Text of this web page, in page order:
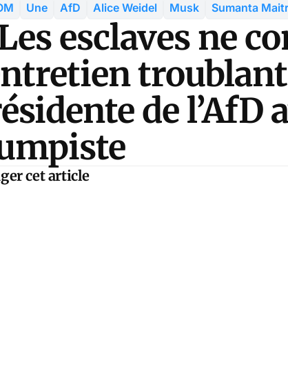
Une AfD Alice Weidel Musk Sumanta
esclaves ne
de l’AfD
cet article